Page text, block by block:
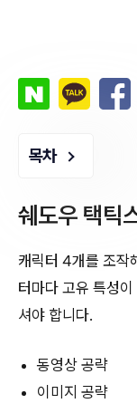
목차
쉐도우 택틱
캐릭터 4개를 조작
터마다 고유 특성
셔야 합니다.
동영상 공략
이미지 공략